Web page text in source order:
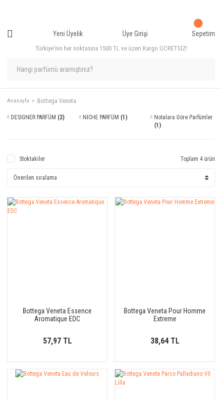
Türkiye'nin her noktasına 1500 TL ve üzeri Kargo ÜCRETSİZ!
Yeni Üyelik Üye Girişi Sepetim
Anasayfa Bottega Veneta
DESIGNER PARFÜM (2) NICHE PARFÜM (1)
Notalara Göre Parfümler
(1)
Stoktakiler Toplam 4 ürün
Bottega Veneta Essence
Aromatique EDC
57,97 TL
Bottega Veneta Pour Homme
Extreme
38,64 TL